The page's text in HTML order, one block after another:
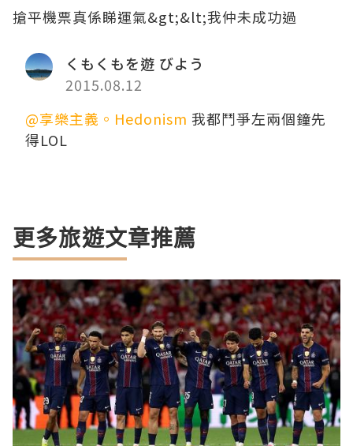
搶平機票真係睇運氣&gt;&lt;我仲未成功過
くもくもを遊 びよう
2015.08.12
@享樂主義。Hedonism 我都鬥爭左兩個鐘先
得LOL
更多旅遊文章推薦